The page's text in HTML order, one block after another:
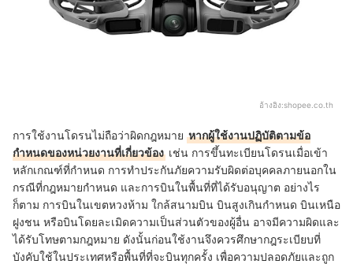
อ้างอิง:shopee.co.th
การใช้งานโดรนไม่ถือว่าผิดกฎหมาย หากผู้ใช้งานปฏิบัติตามข้อ
กำหนดของหน่วยงานที่เกี่ยวข้อง เช่น การขึ้นทะเบียนโดรนเมื่อเข้า
หลักเกณฑ์ที่กำหนด การทำประกันภัยความรับผิดต่อบุคคลภายนอกใน
กรณีที่กฎหมายกำหนด และการบินในพื้นที่ที่ได้รับอนุญาต อย่างไร
ก็ตาม การบินในเขตหวงห้าม ใกล้สนามบิน บินสูงเกินกำหนด บินเหนือ
ฝูงชน หรือบินโดยละเมิดความเป็นส่วนตัวของผู้อื่น อาจมีความผิดและ
ได้รับโทษตามกฎหมาย ดังนั้นก่อนใช้งานจึงควรศึกษากฎระเบียบที่
บังคับใช้ในประเทศหรือพื้นที่ที่จะบินทุกครั้ง เพื่อความปลอดภัยและถูก